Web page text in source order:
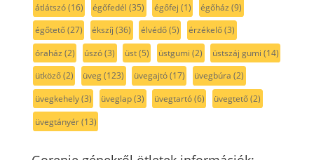
átlátszó(16) égőfedél (35) égőfej (1) égőház (9)
égőtető(27) ékszíj (36) élvédő(5) érzékelő(3)
óraház (2) úszó(3) üst(5) üstgumi (2) üstszáj gumi (14)
ütköző(2) üveg(123) üvegajtó(17) üvegbúra (2)
üvegkehely(3) üveglap(3) üvegtartó(6) üvegtető(2)
üvegtányér(13)